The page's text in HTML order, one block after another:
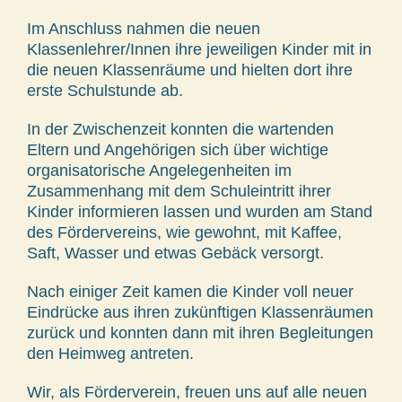
Im Anschluss nahmen die neuen
Klassenlehrer/Innen ihre jeweiligen Kinder mit in
die neuen Klassenräume und hielten dort ihre
erste Schulstunde ab.
In der Zwischenzeit konnten die wartenden
Eltern und Angehörigen sich über wichtige
organisatorische Angelegenheiten im
Zusammenhang mit dem Schuleintritt ihrer
Kinder informieren lassen und wurden am Stand
des Fördervereins, wie gewohnt, mit Kaffee,
Saft, Wasser und etwas Gebäck versorgt.
Nach einiger Zeit kamen die Kinder voll neuer
Eindrücke aus ihren zukünftigen Klassenräumen
zurück und konnten dann mit ihren Begleitungen
den Heimweg antreten.
Wir, als Förderverein, freuen uns auf alle neuen